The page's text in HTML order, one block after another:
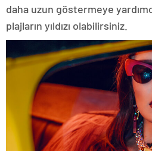
daha uzun göstermeye
plajların yıldızı olabilirsiniz.